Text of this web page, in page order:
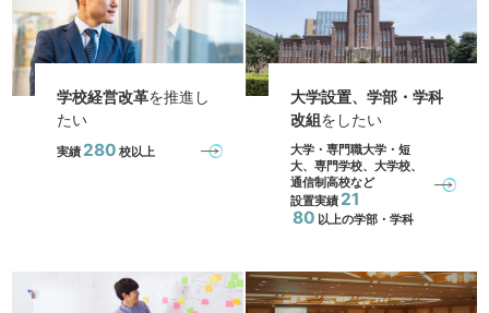
学校経営改革を推進し
たい
実績 280 校以上
大学設置、学部・学科
改組をしたい
大学・専門職大学・短
大、専門学校、大学校、
通信制高校など
設置実績 21
80 以上の学部・学科